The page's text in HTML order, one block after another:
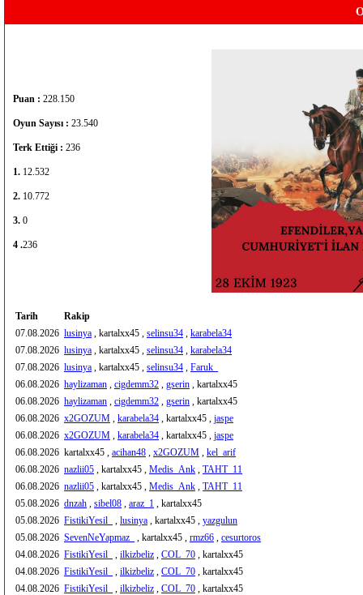
Puan : 228.150
Oyun Sayısı : 23.540
Terk Ettiği : 236
1. 12.532
2. 10.772
3. 0
4 .236
Tarih
Rakip
07.08.2026 lusinya , kartalxx45 , selinsu34 , karabela34
07.08.2026 lusinya , kartalxx45 , selinsu34 , karabela34
07.08.2026 lusinya , kartalxx45 , selinsu34 , Faruk_
06.08.2026 haylizaman , cigdemm32 , gserin , kartalxx45
06.08.2026 haylizaman , cigdemm32 , gserin , kartalxx45
06.08.2026 x2GOZUM , karabela34 , kartalxx45 , jaspe
06.08.2026 x2GOZUM , karabela34 , kartalxx45 , jaspe
06.08.2026 kartalxx45 , acihan48 , x2GOZUM , kel_arif
06.08.2026 nazlii05 , kartalxx45 , Medis_Ank , TAHT_11
06.08.2026 nazlii05 , kartalxx45 , Medis_Ank , TAHT_11
05.08.2026 dnzah , sibel08 , araz_1 , kartalxx45
05.08.2026 FistikiYesil_ , lusinya , kartalxx45 , yazgulun
05.08.2026 SevenNeYapmaz_ , kartalxx45 , rmz66 , cesurtoros
04.08.2026 FistikiYesil_ , ilkizbeliz , COL_70 , kartalxx45
04.08.2026 FistikiYesil_ , ilkizbeliz , COL_70 , kartalxx45
04.08.2026 FistikiYesil_ , ilkizbeliz , COL_70 , kartalxx45